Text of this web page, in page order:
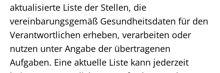
aktualisierte Liste der Stellen, die
vereinbarungsgemäß Gesundheitsdaten für den
Verantwortlichen erheben, verarbeiten oder
nutzen unter Angabe der übertragenen
Aufgaben. Eine aktuelle Liste kann jederzeit